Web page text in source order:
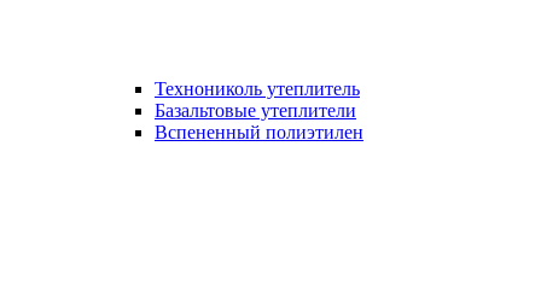
Технониколь утеплитель
Базальтовые утеплители
Вспененный полиэтилен